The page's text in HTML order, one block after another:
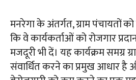
मनरेगा के अंतर्गत, ग्राम पंचायतों को
कि वे कार्यकर्ताओं को रोजगार
मजदूरी भी दें। यह कार्यक्रम समग्र
संवार्धित करने का प्रमुख आधार है